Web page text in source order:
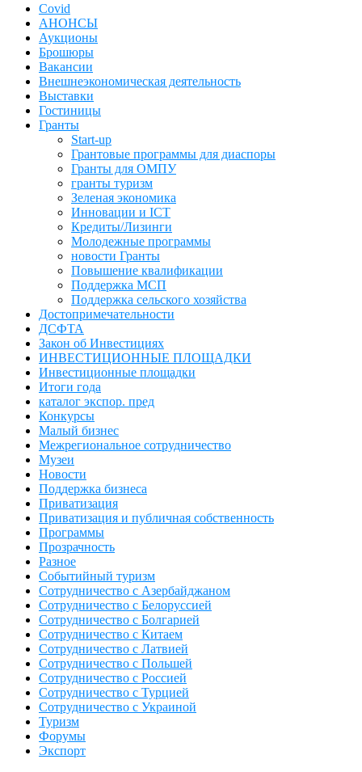
Covid
АНОНСЫ
Аукционы
Брошюры
Вакансии
Внешнеэкономическая деятельность
Выставки
Гостиницы
Гранты
Start-up
Грантовые программы для диаспоры
Гранты для ОМПУ
гранты туризм
Зеленая экономика
Инновации и ICT
Кредиты/Лизинги
Молодежные программы
новости Гранты
Повышение квалификации
Поддержка МСП
Поддержка сельского хозяйства
Достопримечательности
ДСФТА
Закон об Инвестициях
ИНВЕСТИЦИОННЫЕ ПЛОЩАДКИ
Инвестиционные площадки
Итоги года
каталог экспор. пред
Конкурсы
Малый бизнес
Межрегиональное сотрудничество
Музеи
Новости
Поддержка бизнеса
Приватизация
Приватизация и публичная собственность
Программы
Прозрачность
Разное
Событийный туризм
Сотрудничество с Азербайджаном
Сотрудничество с Белоруссией
Сотрудничество с Болгарией
Сотрудничество с Китаем
Сотрудничество с Латвией
Сотрудничество с Польшей
Сотрудничество с Россией
Сотрудничество с Турцией
Сотрудничество с Украиной
Туризм
Форумы
Экспорт